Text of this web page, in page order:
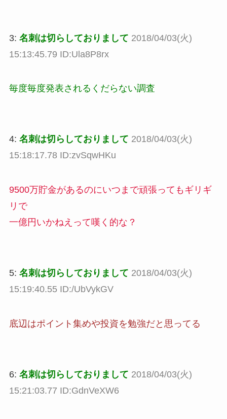
3: 名刺は切らしておりまして 2018/04/03(火)
15:13:45.79 ID:Ula8P8rx
毎度毎度発表されるくだらない調査
4: 名刺は切らしておりまして 2018/04/03(火)
15:18:17.78 ID:zvSqwHKu
9500万貯金があるのにいつまで頑張ってもギリギ
リで
一億円いかねえって嘆く的な？
5: 名刺は切らしておりまして 2018/04/03(火)
15:19:40.55 ID:/UbVykGV
底辺はポイント集めや投資を勉強だと思ってる
6: 名刺は切らしておりまして 2018/04/03(火)
15:21:03.77 ID:GdnVeXW6